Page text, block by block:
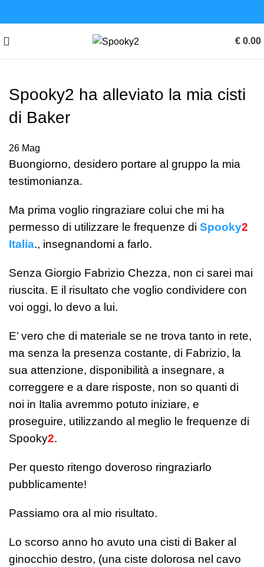
€ 0.00
Spooky2 ha alleviato la mia cisti
di Baker
26 Mag
Buongiorno, desidero portare al gruppo la mia
testimonianza.
Ma prima voglio ringraziare colui che mi ha
permesso di utilizzare le frequenze di Spooky2
Italia., insegnandomi a farlo.
Senza Giorgio Fabrizio Chezza, non ci sarei mai
riuscita. E il risultato che voglio condividere con
voi oggi, lo devo a lui.
E’ vero che di materiale se ne trova tanto in rete,
ma senza la presenza costante, di Fabrizio, la
sua attenzione, disponibilità a insegnare, a
correggere e a dare risposte, non so quanti di
noi in Italia avremmo potuto iniziare, e
proseguire, utilizzando al meglio le frequenze di
Spooky2.
Per questo ritengo doveroso ringraziarlo
pubblicamente!
Passiamo ora al mio risultato.
Lo scorso anno ho avuto una cisti di Baker al
ginocchio destro, (una ciste dolorosa nel cavo